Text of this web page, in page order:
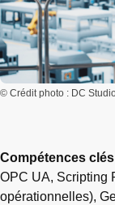
© Crédit photo : DC
Compétences
OPC UA, Scripting
opérationnelles),